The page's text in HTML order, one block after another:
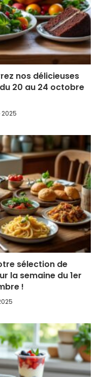
nos délicieuses
20 au 24 octobre
sélection de
la semaine du 1er
!